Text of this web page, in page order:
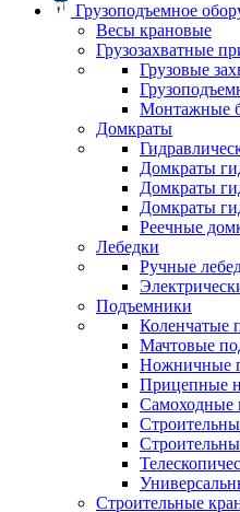
Грузоподъемное
Весы крановые
Грузозахватные
Грузовые
Монтажные
Домкраты
Домкраты
Домкраты
Домкраты
Реечные
Лебедки
Ручные
Подъемники
Коленчатые
Мачтовые
Ножничные
Прицепные
Самоходные
Строительные